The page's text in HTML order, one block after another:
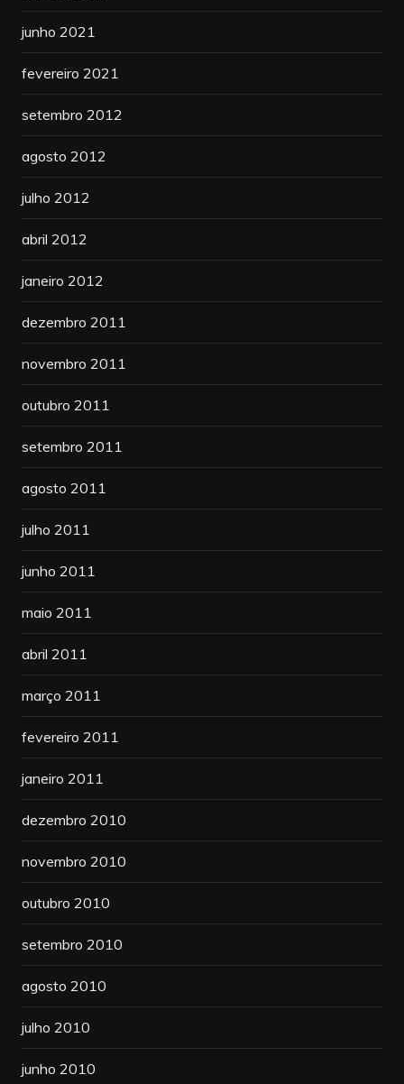
junho 2021
fevereiro 2021
setembro 2012
agosto 2012
julho 2012
abril 2012
janeiro 2012
dezembro 2011
novembro 2011
outubro 2011
setembro 2011
agosto 2011
julho 2011
junho 2011
maio 2011
abril 2011
março 2011
fevereiro 2011
janeiro 2011
dezembro 2010
novembro 2010
outubro 2010
setembro 2010
agosto 2010
julho 2010
junho 2010